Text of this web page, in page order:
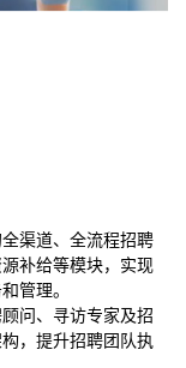
渠道、全流程招聘
补给等模块，实现
管理。
问、寻访专家及招
，提升招聘团队执